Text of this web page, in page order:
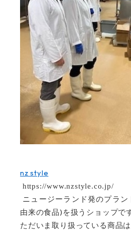
nz style
https://www.nzstyle.co.jp/
ニュージーランド発のプラン
由来の食品) を扱うショップで
ただいま取り扱っている商品は